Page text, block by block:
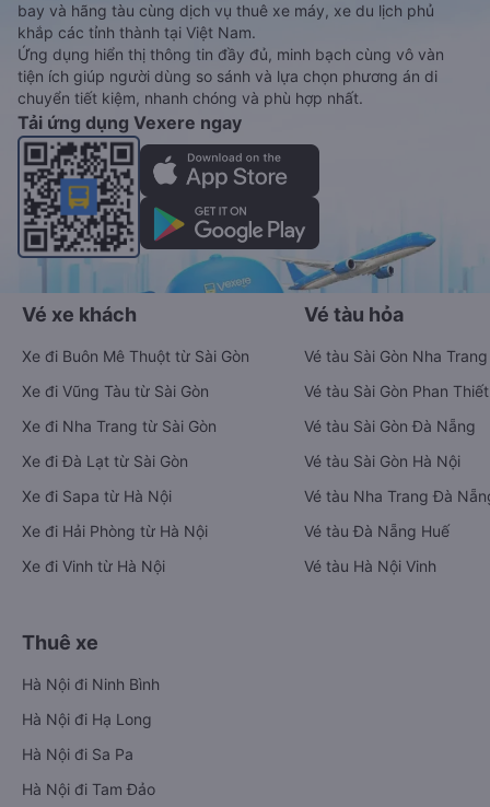
bay và hãng tàu cùng dịch vụ thuê xe máy, xe du lịch phủ
khắp các tỉnh thành tại Việt Nam.
Ứng dụng hiển thị thông tin đầy đủ, minh bạch cùng vô vàn
tiện ích giúp người dùng so sánh và lựa chọn phương án di
chuyển tiết kiệm, nhanh chóng và phù hợp nhất.
Tải ứng dụng Vexere ngay
Vé xe khách
Xe đi Buôn Mê Thuột từ Sài Gòn
Xe đi Vũng Tàu từ Sài Gòn
Xe đi Nha Trang từ Sài Gòn
Xe đi Đà Lạt từ Sài Gòn
Xe đi Sapa từ Hà Nội
Xe đi Hải Phòng từ Hà Nội
Xe đi Vinh từ Hà Nội
Vé tàu hỏa
Vé tàu Sài Gòn Nha Trang
Vé tàu Sài Gòn Phan Thiết
Vé tàu Sài Gòn Đà Nẵng
Vé tàu Sài Gòn Hà Nội
Vé tàu Nha Trang Đà
Vé tàu Đà Nẵng Huế
Vé tàu Hà Nội Vinh
Thuê xe
Hà Nội đi Ninh Bình
Hà Nội đi Hạ Long
Hà Nội đi Sa Pa
Hà Nội đi Tam Đảo